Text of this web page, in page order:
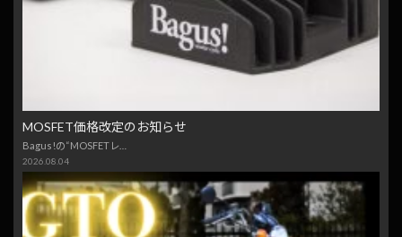
MOSFET価格改定のお知らせ
Bagus!の“MOSFETレ…
2026.08.04